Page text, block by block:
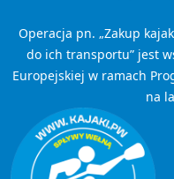
Operacja pn. „Zakup
do ich transportu” jest
Europejskiej w ramach
na